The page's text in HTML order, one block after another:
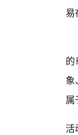
易
象
属
活